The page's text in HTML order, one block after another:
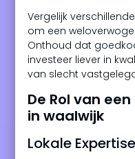
Vergelijk
om een
Onthoud dat
investeer liever in
van slecht
De Rol van
in waalwijk
Lokale Expertise